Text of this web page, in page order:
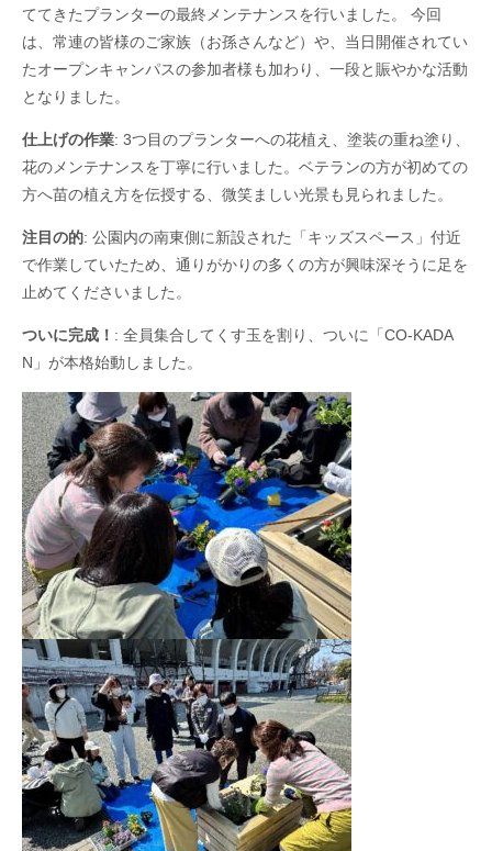
ててきたプランターの最終メンテナンスを行いました。 今回
は、常連の皆様のご家族（お孫さんなど）や、当日開催されてい
たオープンキャンパスの参加者様も加わり、一段と賑やかな活動
となりました。
仕上げの作業: 3つ目のプランターへの花植え、塗装の重ね塗り、
花のメンテナンスを丁寧に行いました。ベテランの方が初めての
方へ苗の植え方を伝授する、微笑ましい光景も見られました。
注目の的: 公園内の南東側に新設された「キッズスペース」付近
で作業していたため、通りがかりの多くの方が興味深そうに足を
止めてくださいました。
ついに完成！ : 全員集合してくす玉を割り、ついに「CO-KADA
N」が本格始動しました。